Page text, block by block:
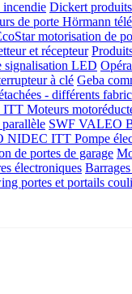
incendie Dickert produits
de porte Hörmann
motorisation de
et récepteur
signalisation LED
à clé Geba
- différents
Moteurs
parallèle SWF VALEO
NIDEC ITT Pompe
de portes de garage
électroniques
portes et portails